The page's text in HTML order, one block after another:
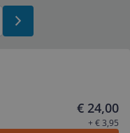
€ 24,00
+ € 3,95